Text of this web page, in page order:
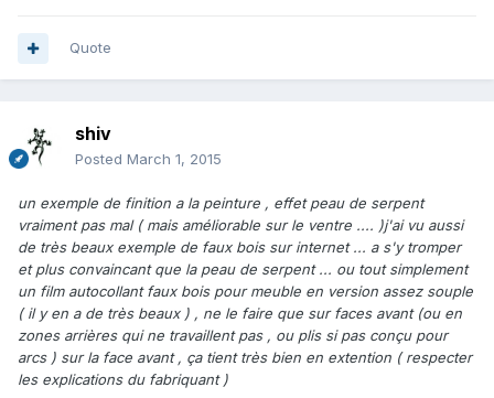
Quote
shiv
Posted March 1, 2015
un exemple de finition a la peinture , effet peau de serpent
vraiment pas mal ( mais améliorable sur le ventre .... )j'ai vu aussi
de très beaux exemple de faux bois sur internet ... a s'y tromper
et plus convaincant que la peau de serpent ... ou tout simplement
un film autocollant faux bois pour meuble en version assez souple
( il y en a de très beaux ) , ne le faire que sur faces avant (ou en
zones arrières qui ne travaillent pas , ou plis si pas conçu pour
arcs ) sur la face avant , ça tient très bien en extention ( respecter
les explications du fabriquant )